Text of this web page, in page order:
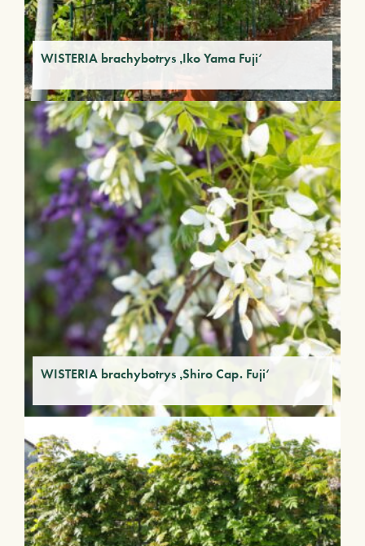
WISTERIA brachybotrys ‚Iko Yama Fuji‘
WISTERIA brachybotrys ‚Shiro Cap. Fuji‘